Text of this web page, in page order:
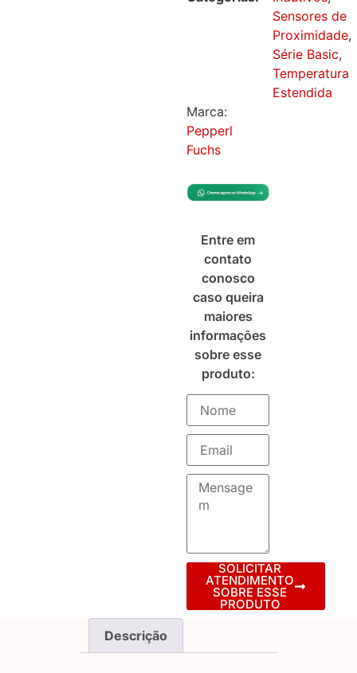
Sensores de
Proximidade,
Série Basic,
Temperatura
Estendida
Marca:
Pepperl
Fuchs
Entre em
contato
conosco
caso queira
maiores
informações
sobre esse
produto:
SOLICITAR
ATENDIMENTO
SOBRE ESSE
PRODUTO
Descrição